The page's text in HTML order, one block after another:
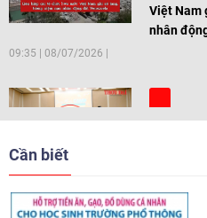
Việt Nam
nhân
09:35 08/07/2026
[Video]
Cần biết